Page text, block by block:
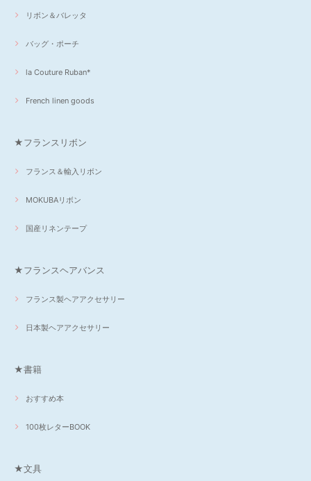
リボン＆バレッタ
バッグ・ポーチ
la Couture Ruban*
French linen goods
★フランスリボン
フランス＆輸入リボン
MOKUBAリボン
国産リネンテープ
★フランスヘアバンス
フランス製ヘアアクセサリー
日本製ヘアアクセサリー
★書籍
おすすめ本
100枚レターBOOK
★文具